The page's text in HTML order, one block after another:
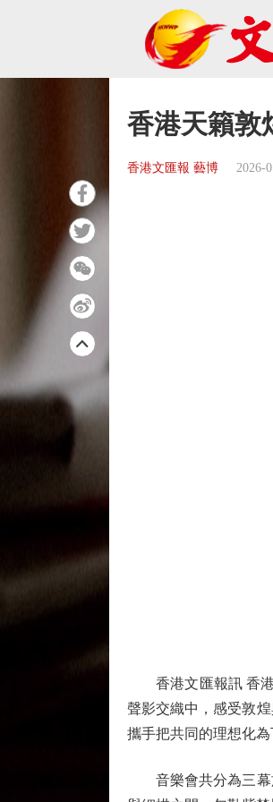
香港天籟敦
香港文匯報 藝博 2026-
香港文匯報訊 香港
聲影交織中，感受敦
攜手把共同的理想化為
音樂會共分為三幕旅